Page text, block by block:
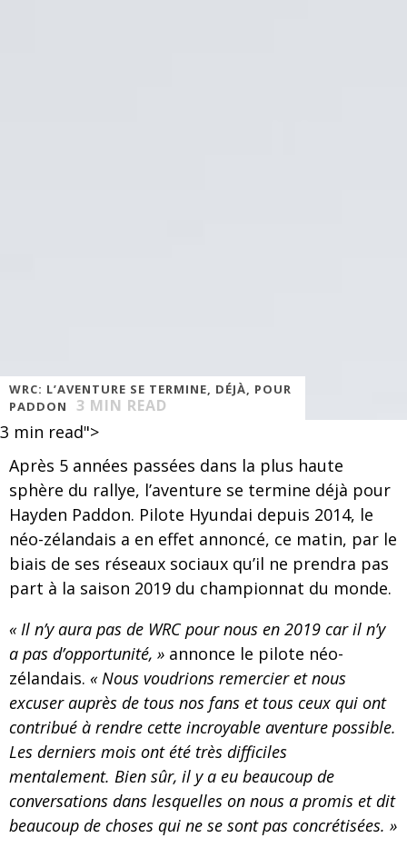
WRC: L’AVENTURE SE TERMINE, DÉJÀ, POUR
PADDON
3 MIN READ
3 min read">
Après 5 années passées dans la plus haute
sphère du rallye, l’aventure se termine déjà pour
Hayden Paddon. Pilote Hyundai depuis 2014, le
néo-zélandais a en effet annoncé, ce matin, par le
biais de ses réseaux sociaux qu’il ne prendra pas
part à la saison 2019 du championnat du monde.
« Il n’y aura pas de WRC pour nous en 2019 car il n’y
a pas d’opportunité, » annonce le pilote néo-
zélandais. « Nous voudrions remercier et nous
excuser auprès de tous nos fans et tous ceux qui ont
contribué à rendre cette incroyable aventure possible.
Les derniers mois ont été très difficiles
mentalement. Bien sûr, il y a eu beaucoup de
conversations dans lesquelles on nous a promis et dit
beaucoup de choses qui ne se sont pas concrétisées. »